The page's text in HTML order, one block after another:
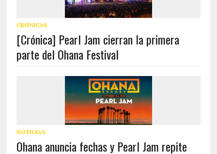
CRÓNICAS
[Crónica] Pearl Jam cierran la primera
parte del Ohana Festival
NOTICIAS
Ohana anuncia fechas y Pearl Jam repite